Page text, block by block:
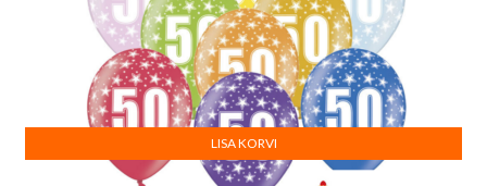
LISA KORVI